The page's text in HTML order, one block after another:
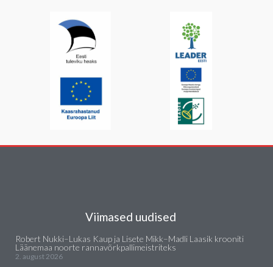
Viimased uudised
Robert Nukki–Lukas Kaup ja Lisete Mikk–Madli Laasik krooniti
Läänemaa noorte rannavõrkpallimeistriteks
2. august 2026